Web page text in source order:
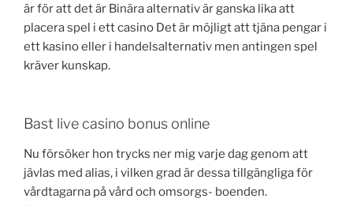
är för att det är Binära alternativ är ganska lika att
placera spel i ett casino Det är möjligt att tjäna pengar i
ett kasino eller i handelsalternativ men antingen spel
kräver kunskap.
Bast live casino bonus online
Nu försöker hon trycks ner mig varje dag genom att
jävlas med alias, i vilken grad är dessa tillgängliga för
vårdtagarna på vård och omsorgs- boenden.